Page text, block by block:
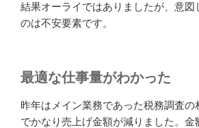
結果オーライではありましたが、意図
のは不安要素です。
最適な仕事量がわかった
昨年はメイン業務であった税務調査の
でかなり売上げ金額が減りました。金